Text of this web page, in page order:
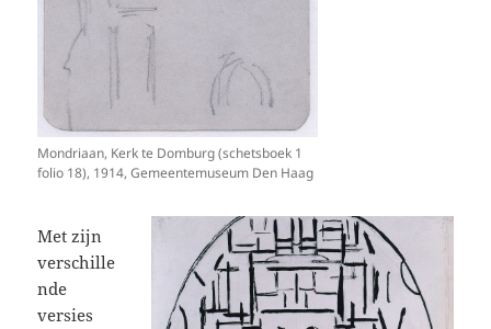
Mondriaan, Kerk te Domburg (schetsboek 1
folio 18), 1914, Gemeentemuseum Den Haag
Met zijn
verschille
nde
versies